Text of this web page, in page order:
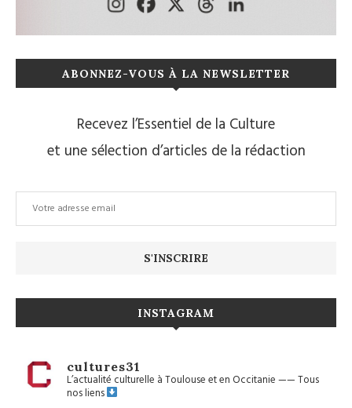
ABONNEZ-VOUS À LA NEWSLETTER
Recevez l’Essentiel de la Culture
et une sélection d’articles de la rédaction
INSTAGRAM
cultures31
L’actualité culturelle à Toulouse et en Occitanie——Tous
nos liens